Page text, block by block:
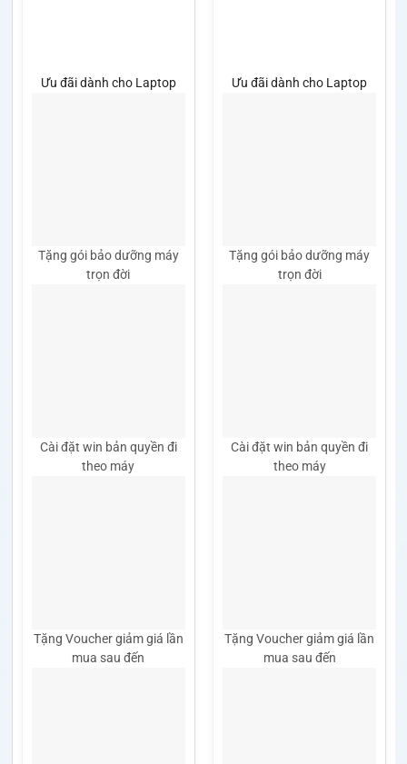
Ưu đãi dành cho Laptop
Tặng gói bảo dưỡng máy
trọn đời
Cài đặt win bản quyền đi
theo máy
Tặng Voucher giảm giá lần
mua sau đến
Ưu đãi dành cho Laptop
Tặng gói bảo dưỡng máy
trọn đời
Cài đặt win bản quyền đi
theo máy
Tặng Voucher giảm giá lần
mua sau đến